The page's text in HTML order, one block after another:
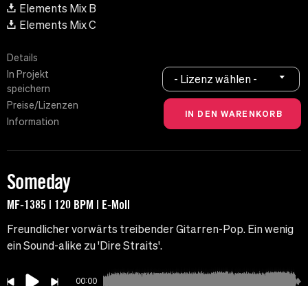
Elements Mix B
Elements Mix C
Details
In Projekt
speichern
Preise/Lizenzen
Information
- Lizenz wählen -
Someday
MF-1385 | 120 BPM | E-Moll
Freundlicher vorwärts treibender Gitarren-Pop. Ein wenig
ein Sound-alike zu 'Dire Straits'.
00:00